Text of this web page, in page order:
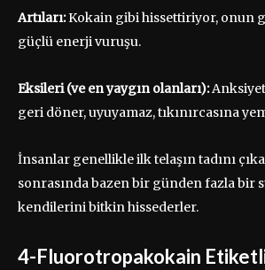
Artıları:Kokain gibi hissettiriyor, onun
güçlü enerji vuruşu.
Eksileri (ve en yaygın olanları):
geri döner, uyuyamaz, tıkınırcasına
İnsanlar genellikle ilk telaşın tadını
sonrasında bazen bir günden fazla bir
kendilerini bitkin hissederler.
4-Fluorotropakokain